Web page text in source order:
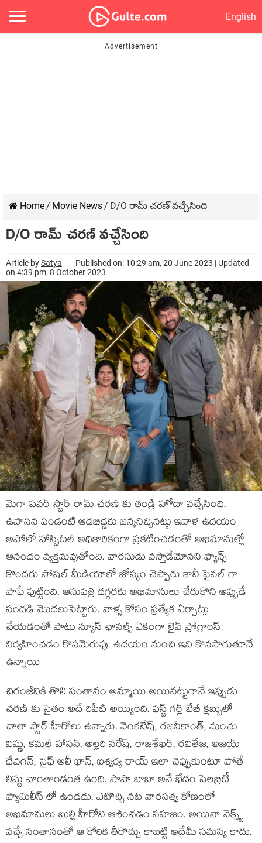
English
Home/ Movie News/ D/O రామ్ చరణ్ వచ్చేసింది
D/O రామ్ చరణ్ వచ్చేసింది
Article bySatya
Published on: 10:29 am, 20 June 2023 | Updated
on 4:39 pm, 8 October 2023
మెగా పవర్ స్టార్ రామ్ చరణ్ కు తండ్రి హోదా వచ్చేసింది.
ఉపాసన పండంటి ఆడబిడ్డకు జన్మనిచ్చినట్టు ఇవాళ ఉదయం
అపోలో హాస్పిటల్ అధికారికంగా ప్రకటించడంతో అభిమానుల్లో
ఆనందం వ్యక్తమవుతోంది. వారసుడు వస్తాడేమోనని ఫ్యాన్స్
కొందరు సోషల్ మీడియాలో జోస్యం చెప్పారు కానీ ఫైనల్ గా
పాపే పుట్టింది. ఆసుపత్రి దగ్గరకు అభిమానులు చేరుకొని అప్పుడే
సందడి మొదలుపెట్టారు. వాళ్ళ కోసం ప్రత్యేక ఏర్పాట్లు
చేయడంతో పాటు న్యూస్ ఛానల్స్ ఏకంగా లైవ్ ప్రోగ్రాంస్
నిర్వహించడం కొసమెరుపు. ఉదయం నుంచి ఇవి కొనసాగుతూనే
ఉన్నాయి
చిరంజీవికి తొలి సంతానం అమ్మాయి అయినట్టుగానే ఇప్పుడు
చరణ్ కు సైతం అదే రిపీట్ అయ్యింది. ఫస్ట్ గర్ల్ బేబీ క్లబ్బులో
చాలా స్టార్ హీరోలు ఉన్నారు. వెంకటేష్, రజనీకాంత్, మంచు
విష్ణు, కమల్ హాసన్, అల్లరి నరేష్, రాజశేఖర్, రవితేజ, అజయ్
దేవగన్, సైఫ్ అలీ ఖాన్, ఐశ్వర్య రాయ్ ఇలా చెప్పుకుంటూ పోతే
లిస్టు చాంతాండంత ఉంది. పాపా బాబా అనే భేదం సెలబ్రిటీ
ఫ్యామిలీస్ లో ఉండదు. ఎటొచ్చి నట వారసత్వ కోణంలో
అభిమానులు బుల్లి హీరోని ఆశించడం సహజం. అయినా నెక్స్ట్
వచ్చే సంతానంతో ఆ కోరిక తీరొచ్చు కాబట్టి అదేమీ సమస్య కాదు.